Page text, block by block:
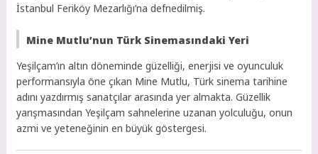
İstanbul Feriköy Mezarlığı’na defnedilmiş.
Mine Mutlu’nun Türk Sinemasındaki Yeri
Yeşilçam’ın altın döneminde güzelliği, enerjisi ve oyunculuk
performansıyla öne çıkan Mine Mutlu, Türk sinema tarihine
adını yazdırmış sanatçılar arasında yer almakta. Güzellik
yarışmasından Yeşilçam sahnelerine uzanan yolculuğu, onun
azmi ve yeteneğinin en büyük göstergesi.